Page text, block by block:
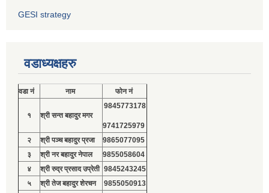
GESI strategy
वडाध्यक्षहरु
वडा नं नाम फोन नं
१ श्री सन्त बहादुर मगर
9845773178
9741725979
२
श्री पञ्च बहादुर प्रजा
9865077095
३
श्री नर बहादुर नेपाल
9855058604
४
श्री रुद्र प्रसाद उप्रेती 9845243245
५
श्री तेज बहादुर शेरचन 9855050913